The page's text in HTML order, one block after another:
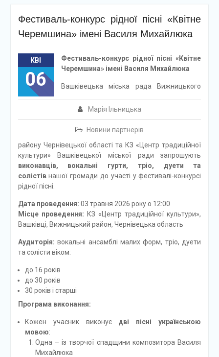
Фестиваль-конкурс рідної пісні «Квітне
Черемшина» імені Василя Михайлюка
КВІ
06
Марія Ільницька
Новини партнерів
Фестиваль-конкурс рідної пісні «Квітне
Черемшина» імені Василя Михайлюка
Вашківецька міська рада Вижницького
району Чернівецької області та КЗ «Центр традиційної
культури» Вашківецької міської ради запрошують
виконавців, вокальні гурти, тріо, дуети та
солістівнашої громади до участі у фестивалі-конкурсі
рідної пісні.
Дата проведення: 03 травня 2026 року о 12:00
Місце проведення: КЗ «Центр традиційної культури»,
Вашківці, Вижницький район, Чернівецька область
Аудиторія: вокальні ансамблі малих форм, тріо, дуети
та солісти віком:
до 16 років
до 30 років
30 років і старші
Програма виконання:
Кожен учасник виконує дві пісні українською
мовою:
Одна – із творчої спадщини композитора Василя
Михайлюка